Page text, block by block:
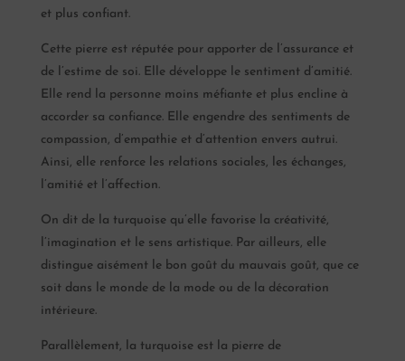
et plus confiant.
Cette pierre est réputée pour apporter de l’assurance et
de l’estime de soi. Elle développe le sentiment d’amitié.
Elle rend la personne moins méfiante et plus encline à
accorder sa confiance. Elle engendre des sentiments de
compassion, d’empathie et d’attention envers autrui.
Ainsi, elle renforce les relations sociales, les échanges,
l’amitié et l’affection.
On dit de la turquoise qu’elle favorise la créativité,
l’imagination et le sens artistique. Par ailleurs, elle
distingue aisément le bon goût du mauvais goût, que ce
soit dans le monde de la mode ou de la décoration
intérieure.
Parallèlement, la turquoise est la pierre de